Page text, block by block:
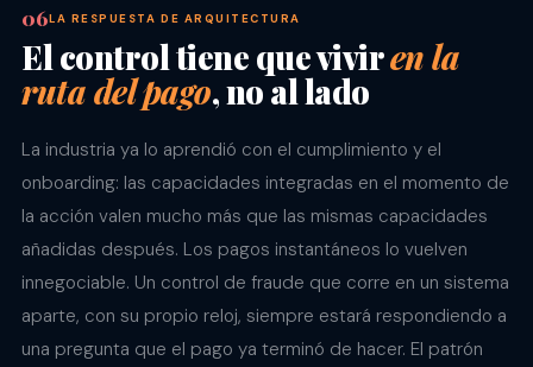
LA RESPUESTA DE ARQUITECTURA
El control tiene que viviren la
ruta del pago, no al lado
La industria ya lo aprendió con el cumplimiento y el
onboarding: las capacidades integradas en el momento de
la acción valen mucho más que las mismas capacidades
añadidas después. Los pagos instantáneos lo vuelven
innegociable. Un control de fraude que corre en un sistema
aparte, con su propio reloj, siempre estará respondiendo a
una pregunta que el pago ya terminó de hacer. El patrón